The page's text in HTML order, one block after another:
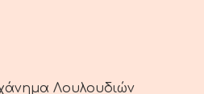
Λουλουδιών